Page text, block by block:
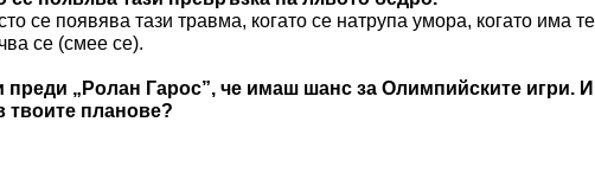
се появява тази травма, когато се натрупа умора, когато има
се (смее се).
преди „Ролан Гарос”, че имаш шанс за Олимпийските игри.
твоите планове?